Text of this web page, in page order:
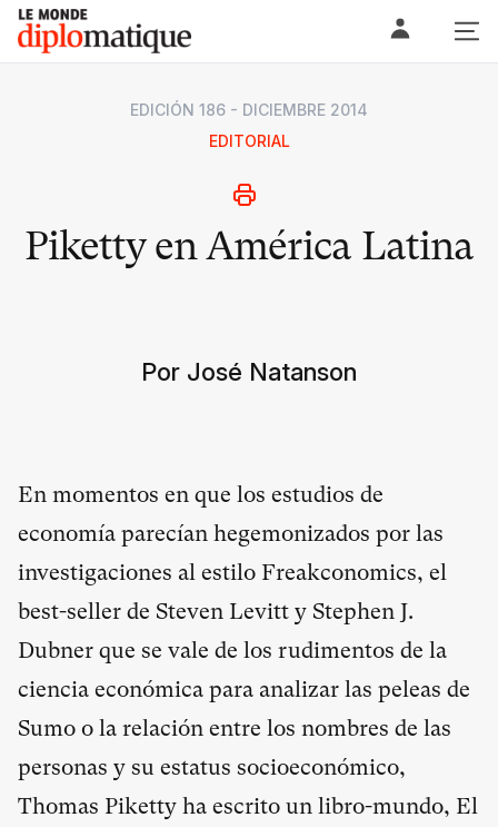
Skip
content
Le monde diplomatique
EDICIÓN 186 - DICIEMBRE 2014
EDITORIAL
Piketty en América Latina
Por José Natanson
En momentos en que los estudios de
economía parecían hegemonizados por las
investigaciones al estilo Freakconomics, el
best-seller de Steven Levitt y Stephen J.
Dubner que se vale de los rudimentos de la
ciencia económica para analizar las peleas de
Sumo o la relación entre los nombres de las
personas y su estatus socioeconómico,
Thomas Piketty ha escrito un libro-mundo, El